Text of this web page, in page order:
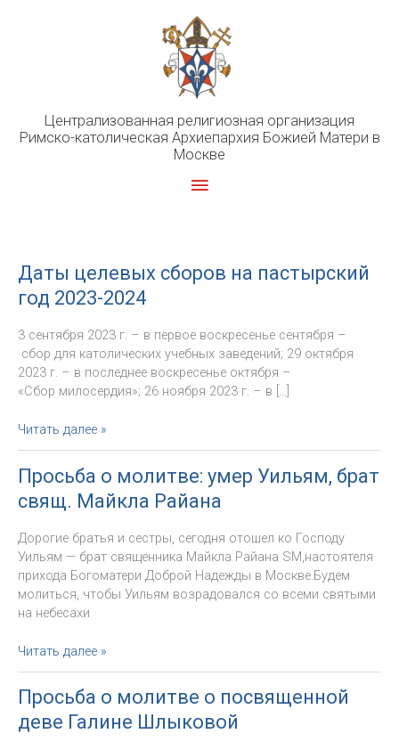
Централизованная религиозная организация
Римско-католическая Архиепархия Божией Матери в
Москве
Главное
Даты целевых сборов на пастырский
год 2023-2024
3 сентября 2023 г. – в первое воскресенье сентября –
сбор для католических учебных заведений; 29 октября
2023 г. – в последнее воскресенье октября –
«Сбор милосердия»; 26 ноября 2023 г. – в […]
Даты
целевых сборов
на
пастырский
год
2024
Читать далее »
Просьба о молитве: умер Уильям, брат
свящ. Майкла Райана
Дорогие братья и сестры, сегодня отошел ко Господу
Уильям — брат священника Майкла Райана SM,настоятеля
прихода Богоматери Доброй Надежды в Москве.Будем
молиться, чтобы Уильям возрадовался со всеми святыми
на небесахи
Просьба
о
молитве:
умер
Уильям,
Читать далее »
Просьба о молитве о посвященной
деве Галине Шлыковой